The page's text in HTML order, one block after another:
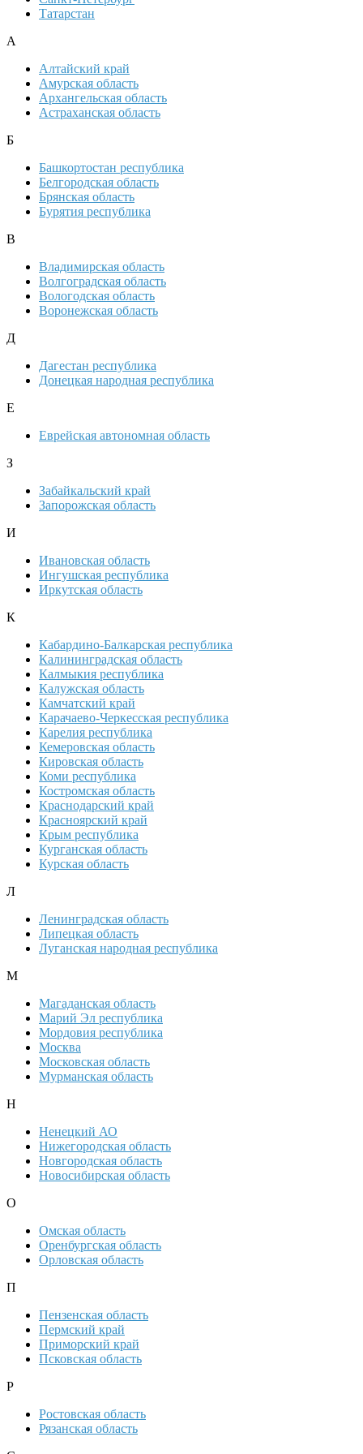
Татарстан
А
Алтайский край
Амурская область
Архангельская область
Астраханская область
Б
Башкортостан республика
Белгородская область
Брянская область
Бурятия республика
В
Владимирская область
Волгоградская область
Вологодская область
Воронежская область
Д
Дагестан республика
Донецкая народная республика
Е
Еврейская автономная область
З
Забайкальский край
Запорожская область
И
Ивановская область
Ингушская республика
Иркутская область
К
Кабардино-Балкарская республика
Калининградская область
Калмыкия республика
Калужская область
Камчатский край
Карачаево-Черкесская республика
Карелия республика
Кемеровская область
Кировская область
Коми республика
Костромская область
Краснодарский край
Красноярский край
Крым республика
Курганская область
Курская область
Л
Ленинградская область
Липецкая область
Луганская народная республика
М
Магаданская область
Марий Эл республика
Мордовия республика
Москва
Московская область
Мурманская область
Н
Ненецкий АО
Нижегородская область
Новгородская область
Новосибирская область
О
Омская область
Оренбургская область
Орловская область
П
Пензенская область
Пермский край
Приморский край
Псковская область
Р
Ростовская область
Рязанская область